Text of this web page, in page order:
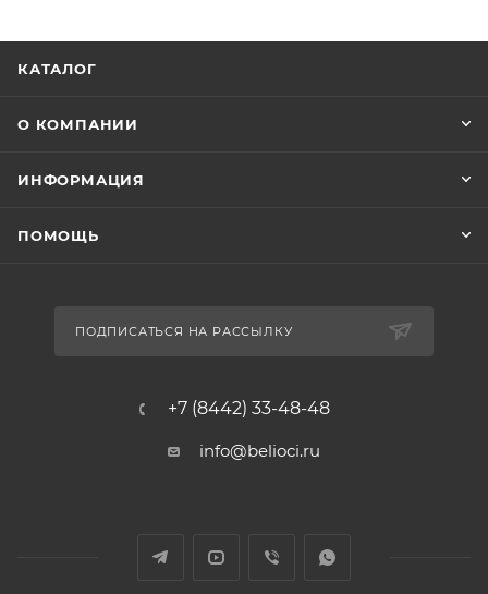
КАТАЛОГ
О КОМПАНИИ
ИНФОРМАЦИЯ
ПОМОЩЬ
ПОДПИСАТЬСЯ НА РАССЫЛКУ
+7 (8442) 33-48-48
info@belioci.ru